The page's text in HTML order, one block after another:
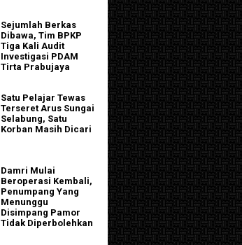
Sejumlah Berkas
Dibawa, Tim BPKP
Tiga Kali Audit
Investigasi PDAM
Tirta Prabujaya
Satu Pelajar Tewas
Terseret Arus Sungai
Selabung, Satu
Korban Masih Dicari
Damri Mulai
Beroperasi Kembali,
Penumpang Yang
Menunggu
Disimpang Pamor
Tidak Diperbolehkan